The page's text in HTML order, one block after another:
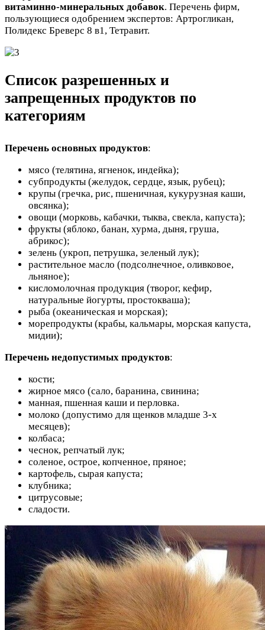
витаминно-минеральных добавок. Перечень фирм,
пользующиеся одобрением экспертов: Артрогликан,
Полидекс Бреверс 8 в1, Тетравит.
Список разрешенных и
запрещенных продуктов по
категориям
Перечень основных продуктов:
мясо (телятина, ягненок, индейка);
субпродукты (желудок, сердце, язык, рубец);
крупы (гречка, рис, пшеничная, кукурузная каши,
овсянка);
овощи (морковь, кабачки, тыква, свекла, капуста);
фрукты (яблоко, банан, хурма, дыня, груша,
абрикос);
зелень (укроп, петрушка, зеленый лук);
растительное масло (подсолнечное, оливковое,
льняное);
кисломолочная продукция (творог, кефир,
натуральные йогурты, простокваша);
рыба (океаническая и морская);
морепродукты (крабы, кальмары, морская капуста,
мидии);
Перечень недопустимых продуктов:
кости;
жирное мясо (сало, баранина, свинина;
манная, пшенная каши и перловка.
молоко (допустимо для щенков младше 3-х
месяцев);
колбаса;
чеснок, репчатый лук;
соленое, острое, копченное, пряное;
картофель, сырая капуста;
клубника;
цитрусовые;
сладости.